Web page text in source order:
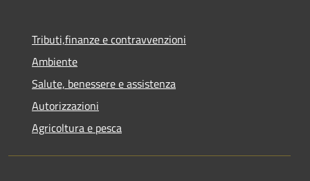
Tributi,finanze e contravvenzioni
Ambiente
Salute, benessere e assistenza
Autorizzazioni
Agricoltura e pesca